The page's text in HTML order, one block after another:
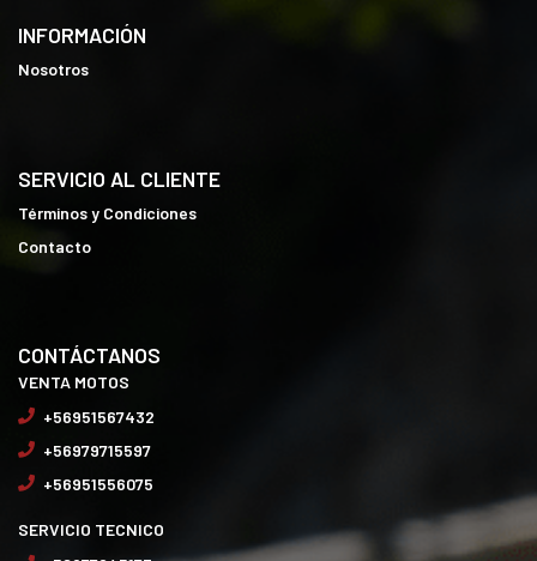
INFORMACIÓN
Nosotros
SERVICIO AL CLIENTE
Términos y Condiciones
Contacto
CONTÁCTANOS
VENTA MOTOS
+56951567432
+56979715597
+56951556075
SERVICIO TECNICO